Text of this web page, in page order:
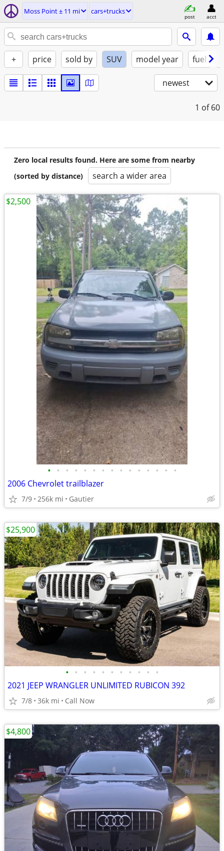
Moss Point ± 11 mi cars+trucks
post acct
+ price sold by SUV model year fuel
newest
1 of 60
Zero local results found. Here are some from nearby
(sorted by distance)
search a wider area
• • • • • • • • • • • • • • •
2006 Chevrolet trailblazer
7/9 256k mi Gautier
$2,500
• • • • • • • • • • •
2021 JEEP WRANGLER UNLIMITED RUBICON 392
7/8 36k mi Call Now
$25,900
$4,800